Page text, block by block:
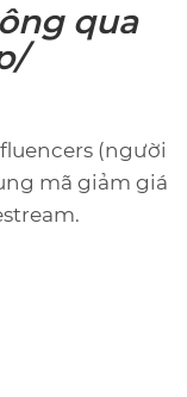
qua
(người
mã giảm giá